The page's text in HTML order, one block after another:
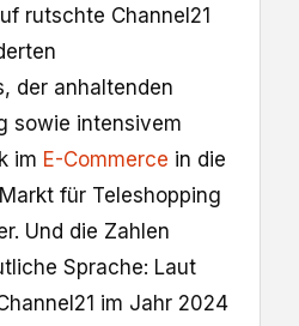
rutschte Channel21
der anhaltenden
sowie intensivem
im E-Commerce in die
für Teleshopping
Und die Zahlen
Sprache: Laut
im Jahr 2024